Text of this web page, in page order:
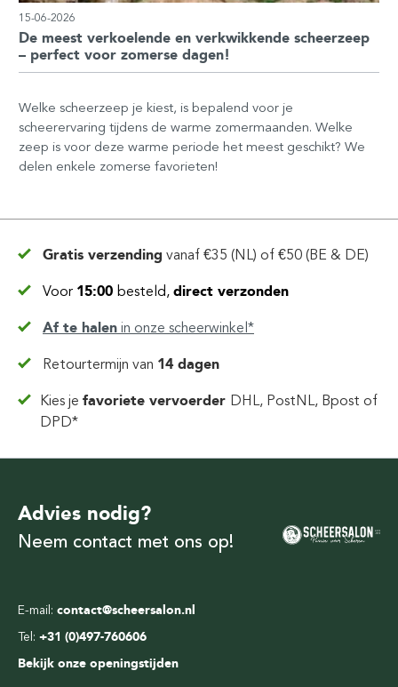
15-06-2026
De meest verkoelende en verkwikkende scheerzeep
– perfect voor zomerse dagen!
Welke scheerzeep je kiest, is bepalend voor je
scheerervaring tijdens de warme zomermaanden. Welke
zeep is voor deze warme periode het meest geschikt? We
delen enkele zomerse favorieten!
Gratis verzending vanaf €35 (NL) of €50 (BE & DE)
Voor 15:00 besteld, direct verzonden
Af te halen in onze scheerwinkel*
Retourtermijn van 14 dagen
Kies jefavoriete vervoerder DHL, PostNL, Bpost of
DPD*
E-mail: contact@scheersalon.nl
Tel: +31 (0)497-760606
Bekijk onze openingstijden
Advies nodig?
Neem contact met ons op!